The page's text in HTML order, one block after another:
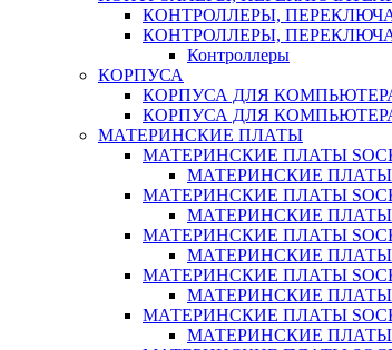
КОНТРОЛЛЕРЫ,
КОНТРОЛЛЕРЫ,
Контроллеры
КОРПУСА
КОРПУСА ДЛЯ
КОРПУСА ДЛЯ
МАТЕРИНСКИЕ ПЛАТЫ
МАТЕРИНСКИЕ ПЛАТЫ
МАТЕРИНСКИЕ ПЛАТЫ
МАТЕРИНСКИЕ ПЛАТЫ
МАТЕРИНСКИЕ ПЛАТЫ
МАТЕРИНСКИЕ ПЛАТЫ
МАТЕРИНСКИЕ ПЛАТЫ
МАТЕРИНСКИЕ ПЛАТЫ
МАТЕРИНСКИЕ ПЛАТЫ
МАТЕРИНСКИЕ ПЛАТЫ
МАТЕРИНСКИЕ ПЛАТЫ